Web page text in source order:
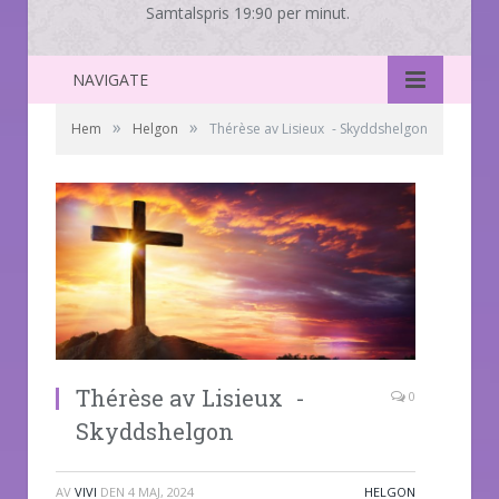
Samtalspris 19:90 per minut.
NAVIGATE
Hem » Helgon » Thérèse av Lisieux - Skyddshelgon
Thérèse av Lisieux -
Skyddshelgon
0
AV VIVI DEN 4 MAJ, 2024 HELGON